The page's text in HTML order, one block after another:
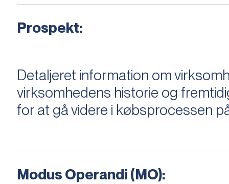
Prospekt:
Detaljeret information om
virksomhedens historie og
for at gå videre i købsprocessen
Modus Operandi (MO):